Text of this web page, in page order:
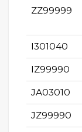
ZZ99999
I301040
IZ99990
JA03010
JZ99990